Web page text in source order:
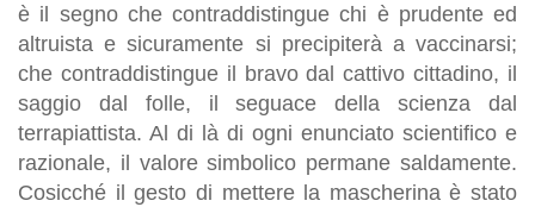
è il segno che contraddistingue chi è prudente ed
altruista e sicuramente si precipiterà a vaccinarsi;
che contraddistingue il bravo dal cattivo cittadino, il
saggio dal folle, il seguace della scienza dal
terrapiattista. Al di là di ogni enunciato scientifico e
razionale, il valore simbolico permane saldamente.
Cosicché il gesto di mettere la mascherina è stato